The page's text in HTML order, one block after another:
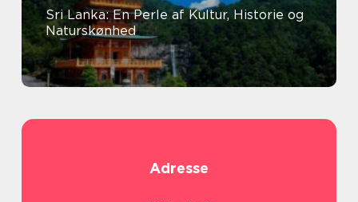
Sri Lanka: En Perle af Kultur, Historie og
Naturskønhed
Adresse